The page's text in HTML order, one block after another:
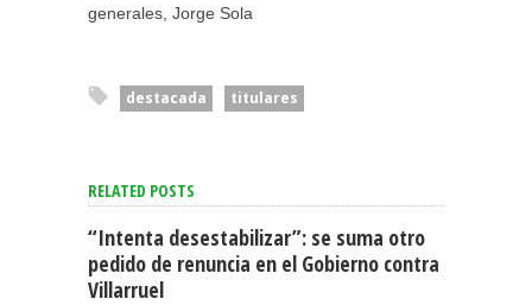
generales, Jorge Sola
destacada titulares
RELATED POSTS
“Intenta desestabilizar”: se suma otro
pedido de renuncia en el Gobierno contra
Villarruel